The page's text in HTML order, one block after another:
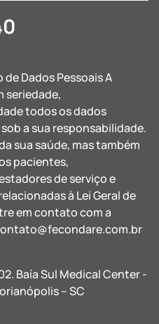
de Dados Pessoais A
seriedade,
todos os dados
a sua responsabilidade.
sua saúde, mas também
pacientes,
de serviço e
à Lei Geral de
em contato com a
Baía Sul Medical Center -
– SC